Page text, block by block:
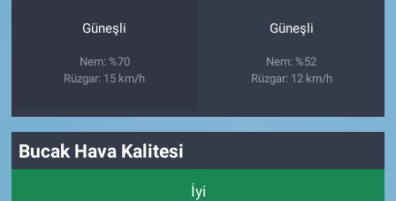
Güneşli
Nem: %70
Rüzgar: 15 km/h
Güneşli
Nem: %52
Rüzgar: 12 km/h
Bucak Hava Kalitesi
İyi